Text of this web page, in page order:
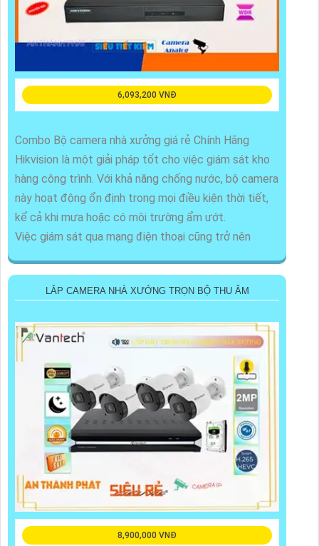
6,093,200 VNĐ
Combo Bộ camera nhà xưởng giá rẻ Chính Hãng
Hikvision là một giải pháp tốt cho việc giám sát kho
hàng công trình. Với khả năng chống nước, bộ camera
này hoạt động ổn định trong mọi điều kiện thời tiết,
kể cả khi mưa hoặc có môi trường ẩm ướt.
Việc giám sát qua mạng điện thoại cũng trở nên
LẮP CAMERA NHÀ XƯỞNG TRỌN BỘ THU ÂM
8,900,000 VNĐ